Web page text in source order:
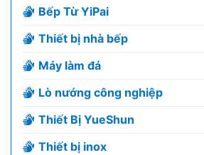
Bếp Từ YiPai
Thiết bị nhà bếp
Máy làm đá
Lò nướng công nghiệp
Thiết Bị YueShun
Thiết bị inox